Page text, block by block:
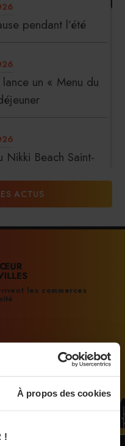
À propos des cookies
!
pendant l’été
un « Menu du
Nikki Beach Saint-
les 200 millions
nouveau meilleur
ACTUS
les commerces